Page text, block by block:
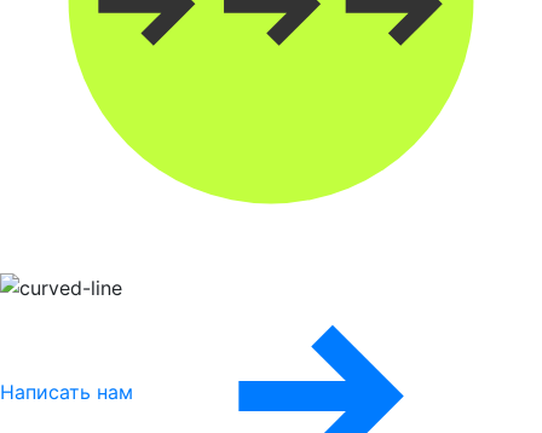
Написать нам